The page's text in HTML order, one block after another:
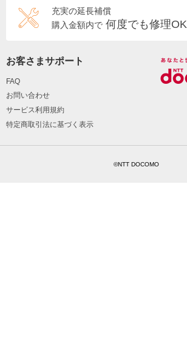
充実の延長補償
購入金額内で 何度でも修理OK
お客さまサポート
FAQ
お問い合わせ
サービス利用規約
特定商取引法に基づく表示
©NTT DOCOMO